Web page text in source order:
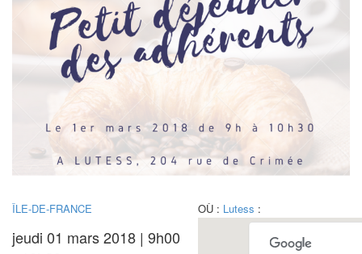
ÎLE-DE-FRANCE
jeudi 01 mars 2018 | 9h00
OÙ : Lutess :